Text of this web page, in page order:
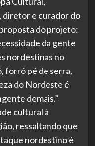
e curador do
do projeto:
da gente
nordestinas no
forró pé de serra,
do Nordeste é
demais.”
cultural à
ressaltando que
nordestino é